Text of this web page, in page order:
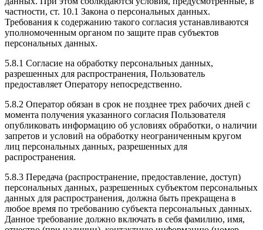
частности, ст. 10.1 Закона о персональных данных.
Требования к содержанию такого согласия устанавливаются
уполномоченным органом по защите прав субъектов
персональных данных.
5.8.1 Согласие на обработку персональных данных,
разрешенных для распространения, Пользователь
предоставляет Оператору непосредственно.
5.8.2 Оператор обязан в срок не позднее трех рабочих дней с
момента получения указанного согласия Пользователя
опубликовать информацию об условиях обработки, о наличии
запретов и условий на обработку неограниченным кругом
лиц персональных данных, разрешенных для
распространения.
5.8.3 Передача (распространение, предоставление, доступ)
персональных данных, разрешенных субъектом персональных
данных для распространения, должна быть прекращена в
любое время по требованию субъекта персональных данных.
Данное требование должно включать в себя фамилию, имя,